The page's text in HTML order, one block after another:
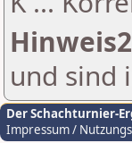
Hinweis2
und sind
Der Schachturnier-
Impressum /